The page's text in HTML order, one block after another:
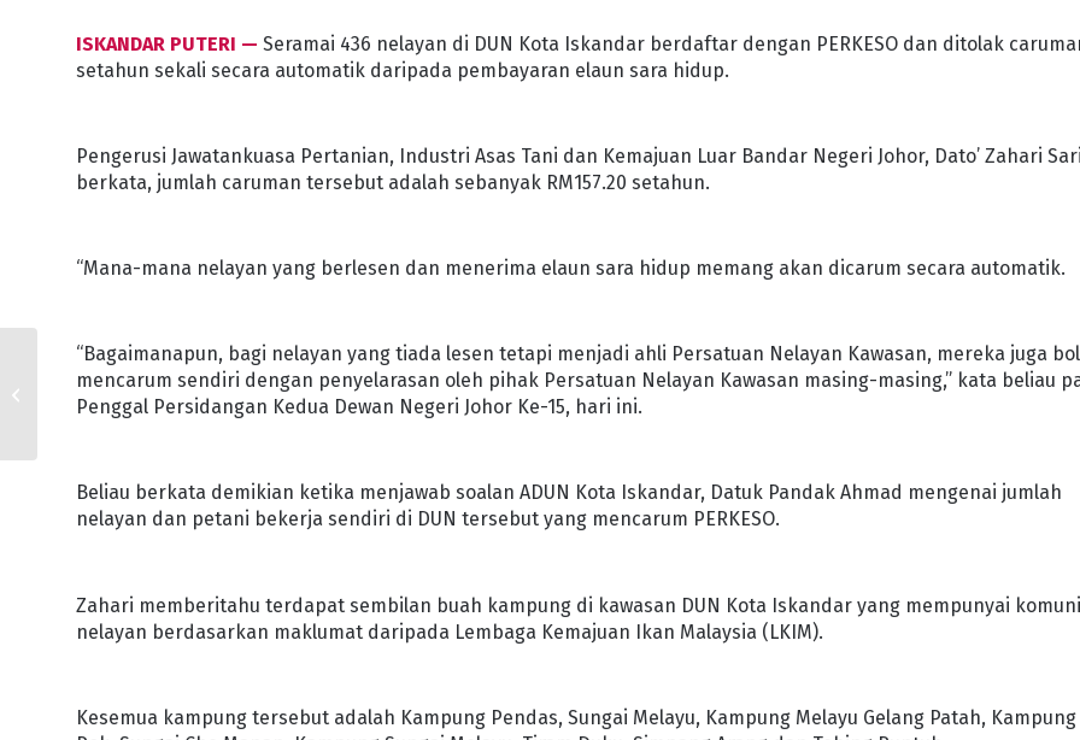
ISKANDAR PUTERI — Seramai 436 nelayan di DUN Kota Iskandar berdaftar dengan PERKESO dan ditolak
setahun sekali secara automatik daripada pembayaran elaun sara hidup.
Pengerusi Jawatankuasa Pertanian, Industri Asas Tani dan Kemajuan Luar Bandar Negeri Johor, Dato’ Zahari
berkata, jumlah caruman tersebut adalah sebanyak RM157.20 setahun.
“Mana-mana nelayan yang berlesen dan menerima elaun sara hidup memang akan dicarum secara automatik.
“Bagaimanapun, bagi nelayan yang tiada lesen tetapi menjadi ahli Persatuan Nelayan Kawasan, mereka juga
mencarum sendiri dengan penyelarasan oleh pihak Persatuan Nelayan Kawasan masing-masing,” kata beliau
Penggal Persidangan Kedua Dewan Negeri Johor Ke-15, hari ini.
Beliau berkata demikian ketika menjawab soalan ADUN Kota Iskandar, Datuk Pandak Ahmad mengenai jumlah
nelayan dan petani bekerja sendiri di DUN tersebut yang mencarum PERKESO.
Zahari memberitahu terdapat sembilan buah kampung di kawasan DUN Kota Iskandar yang mempunyai
nelayan berdasarkan maklumat daripada Lembaga Kemajuan Ikan Malaysia (LKIM).
Kesemua kampung tersebut adalah Kampung Pendas, Sungai Melayu, Kampung Melayu Gelang Patah, Kampung
GUNA PERKHIDMATAN
THIJARI, BANK RAKAN
STRATEGIK : TH